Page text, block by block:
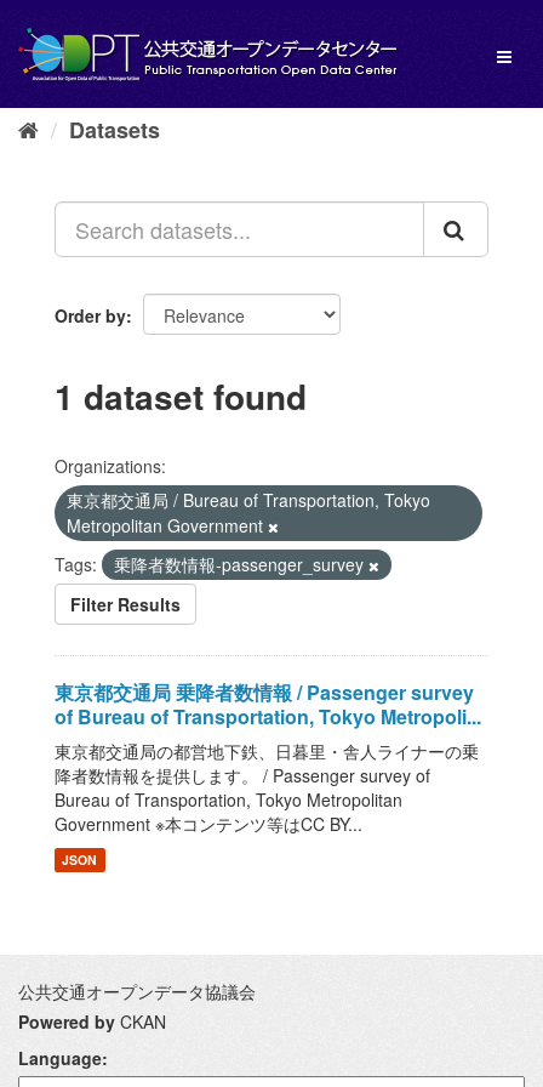
content
Datasets
Order by
1 dataset found
Organizations:
東京都交通局 / Bureau of Transportation, Tokyo
Metropolitan Government
Tags:
乗降者数情報-passenger_survey
Filter Results
東京都交通局 乗降者数情報 / Passenger survey
of Bureau of Transportation, Tokyo Metropoli...
東京都交通局の都営地下鉄、日暮里・舎人ライナーの乗
降者数情報を提供します。 / Passenger survey of
Bureau of Transportation, Tokyo Metropolitan
Government ※本コンテンツ等はCC BY...
JSON
公共交通オープンデータ協議会
Powered by CKAN
Language